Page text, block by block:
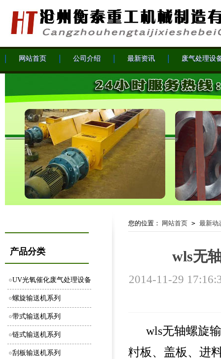
网站首页 公司介绍 最新资讯 废气处理设
产品分类
UV光氧催化废气处理设备
螺旋输送机系列
带式输送机系列
链式输送机系列
刮板输送机系列
您的位置： 网站首页 > 最新动
wls无
2014-11-29
wls无轴螺旋输
籿板、盖板、进